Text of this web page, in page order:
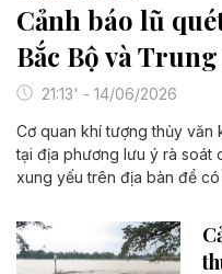
Cảnh báo lũ
Bắc Bộ và
21:13' - 14/06/2026
Cơ quan khí tượng thủy văn
tại địa phương lưu ý rà soát
xung yếu trên địa bàn để